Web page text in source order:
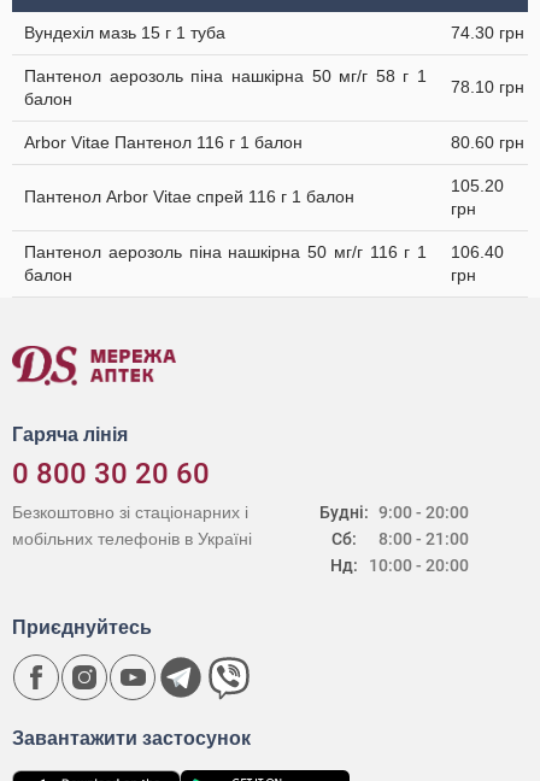
Вундехіл мазь 15 г 1 туба 74.30 грн
Пантенол аерозоль піна нашкірна 50 мг/г 58 г 1
балон
78.10 грн
Arbor Vitae Пантенол 116 г 1 балон 80.60 грн
Пантенол Arbor Vitae спрей 116 г 1 балон
105.20
грн
Пантенол аерозоль піна нашкірна 50 мг/г 116 г 1
балон
106.40
грн
Гаряча лінія
0 800 30 20 60
Будні:
Сб:
Нд:
9:00 - 20:00
8:00 - 21:00
10:00 - 20:00
Безкоштовно зі стаціонарних і
мобільних телефонів в Україні
Завантажити застосунок
Приєднуйтесь